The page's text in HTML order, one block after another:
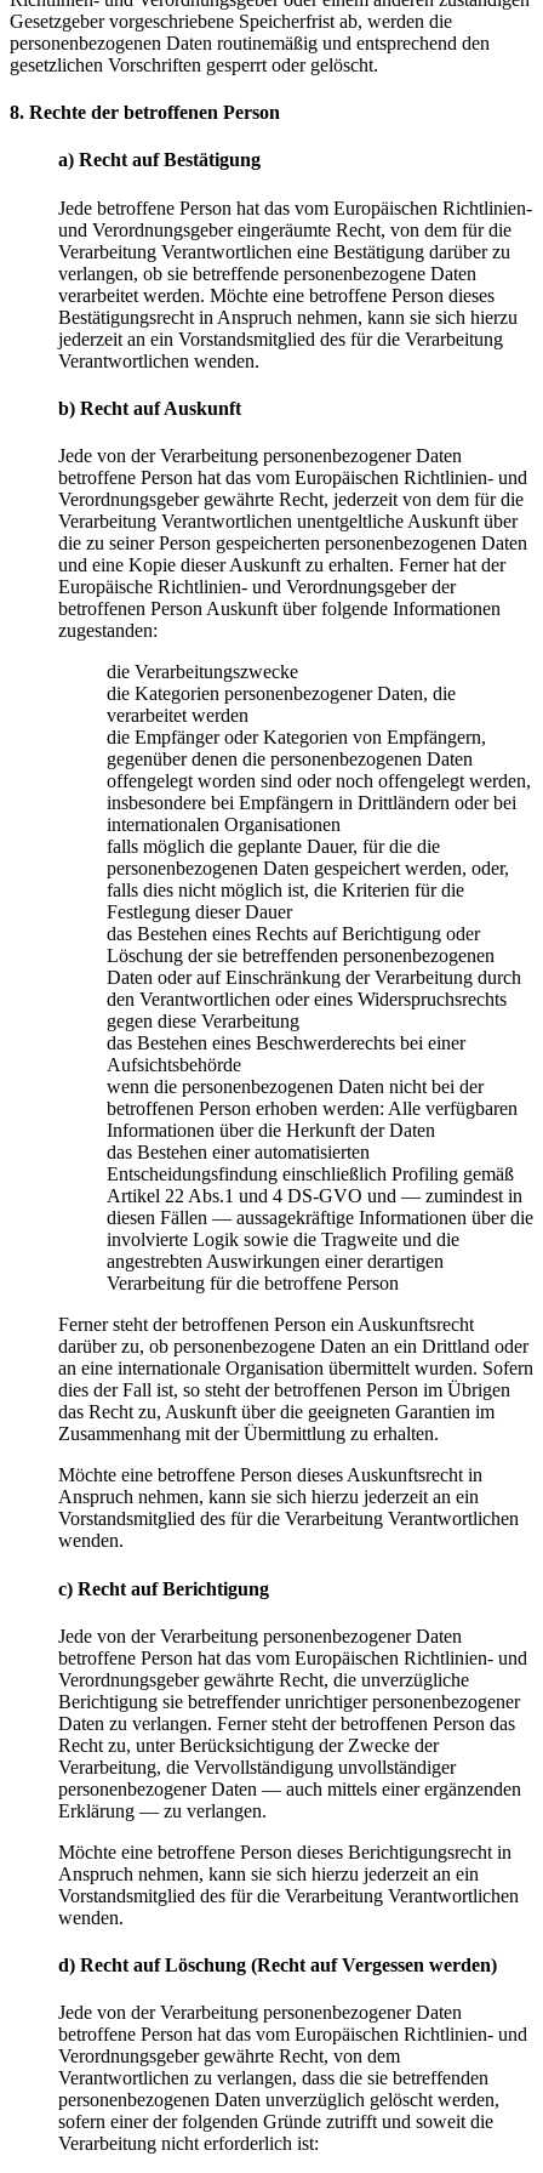
Gesetzgeber vorgeschriebene Speicherfrist ab, werden die
personenbezogenen Daten routinemäßig und entsprechend den
gesetzlichen Vorschriften gesperrt oder gelöscht.
8. Rechte der betroffenen Person
a) Recht auf Bestätigung
Jede betroffene Person hat das vom Europäischen Richtlinien-
und Verordnungsgeber eingeräumte Recht, von dem für die
Verarbeitung Verantwortlichen eine Bestätigung darüber zu
verlangen, ob sie betreffende personenbezogene Daten
verarbeitet werden. Möchte eine betroffene Person dieses
Bestätigungsrecht in Anspruch nehmen, kann sie sich hierzu
jederzeit an ein Vorstandsmitglied des für die Verarbeitung
Verantwortlichen wenden.
b) Recht auf Auskunft
Jede von der Verarbeitung personenbezogener Daten
betroffene Person hat das vom Europäischen Richtlinien- und
Verordnungsgeber gewährte Recht, jederzeit von dem für die
Verarbeitung Verantwortlichen unentgeltliche Auskunft über
die zu seiner Person gespeicherten personenbezogenen Daten
und eine Kopie dieser Auskunft zu erhalten. Ferner hat der
Europäische Richtlinien- und Verordnungsgeber der
betroffenen Person Auskunft über folgende Informationen
zugestanden:
die Verarbeitungszwecke
die Kategorien personenbezogener Daten, die
verarbeitet werden
die Empfänger oder Kategorien von Empfängern,
gegenüber denen die personenbezogenen Daten
offengelegt worden sind oder noch offengelegt werden,
insbesondere bei Empfängern in Drittländern oder bei
internationalen Organisationen
falls möglich die geplante Dauer, für die die
personenbezogenen Daten gespeichert werden, oder,
falls dies nicht möglich ist, die Kriterien für die
Festlegung dieser Dauer
das Bestehen eines Rechts auf Berichtigung oder
Löschung der sie betreffenden personenbezogenen
Daten oder auf Einschränkung der Verarbeitung durch
den Verantwortlichen oder eines Widerspruchsrechts
gegen diese Verarbeitung
das Bestehen eines Beschwerderechts bei einer
Aufsichtsbehörde
wenn die personenbezogenen Daten nicht bei der
betroffenen Person erhoben werden: Alle verfügbaren
Informationen über die Herkunft der Daten
das Bestehen einer automatisierten
Entscheidungsfindung einschließlich Profiling gemäß
Artikel 22 Abs.1 und 4 DS-GVO und — zumindest in
diesen Fällen — aussagekräftige Informationen über die
involvierte Logik sowie die Tragweite und die
angestrebten Auswirkungen einer derartigen
Verarbeitung für die betroffene Person
Ferner steht der betroffenen Person ein Auskunftsrecht
darüber zu, ob personenbezogene Daten an ein Drittland oder
an eine internationale Organisation übermittelt wurden. Sofern
dies der Fall ist, so steht der betroffenen Person im Übrigen
das Recht zu, Auskunft über die geeigneten Garantien im
Zusammenhang mit der Übermittlung zu erhalten.
Möchte eine betroffene Person dieses Auskunftsrecht in
Anspruch nehmen, kann sie sich hierzu jederzeit an ein
Vorstandsmitglied des für die Verarbeitung Verantwortlichen
wenden.
c) Recht auf Berichtigung
Jede von der Verarbeitung personenbezogener Daten
betroffene Person hat das vom Europäischen Richtlinien- und
Verordnungsgeber gewährte Recht, die unverzügliche
Berichtigung sie betreffender unrichtiger personenbezogener
Daten zu verlangen. Ferner steht der betroffenen Person das
Recht zu, unter Berücksichtigung der Zwecke der
Verarbeitung, die Vervollständigung unvollständiger
personenbezogener Daten — auch mittels einer ergänzenden
Erklärung — zu verlangen.
Möchte eine betroffene Person dieses Berichtigungsrecht in
Anspruch nehmen, kann sie sich hierzu jederzeit an ein
Vorstandsmitglied des für die Verarbeitung Verantwortlichen
wenden.
d) Recht auf Löschung (Recht auf Vergessen werden)
Jede von der Verarbeitung personenbezogener Daten
betroffene Person hat das vom Europäischen Richtlinien- und
Verordnungsgeber gewährte Recht, von dem
Verantwortlichen zu verlangen, dass die sie betreffenden
personenbezogenen Daten unverzüglich gelöscht werden,
sofern einer der folgenden Gründe zutrifft und soweit die
Verarbeitung nicht erforderlich ist: